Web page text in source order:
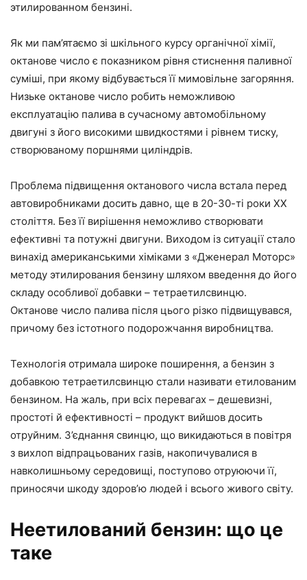
этилированном бензині.
Як ми пам’ятаємо зі шкільного курсу органічної хімії,
октанове число є показником рівня стиснення паливної
суміші, при якому відбувається її мимовільне загоряння.
Низьке октанове число робить неможливою
експлуатацію палива в сучасному автомобільному
двигуні з його високими швидкостями і рівнем тиску,
створюваному поршнями циліндрів.
Проблема підвищення октанового числа встала перед
автовиробниками досить давно, ще в 20-30-ті роки ХХ
століття. Без її вирішення неможливо створювати
ефективні та потужні двигуни. Виходом із ситуації стало
винахід американськими хіміками з «Дженерал Моторс»
методу этилирования бензину шляхом введення до його
складу особливої добавки – тетраетилсвинцю.
Октанове число палива після цього різко підвищувався,
причому без істотного подорожчання виробництва.
Технологія отримала широке поширення, а бензин з
добавкою тетраетилсвинцю стали називати етилованим
бензином. На жаль, при всіх перевагах – дешевизні,
простоті й ефективності – продукт вийшов досить
отруйним. З’єднання свинцю, що викидаються в повітря
з вихлоп відпрацьованих газів, накопичувалися в
навколишньому середовищі, поступово отруюючи її,
приносячи шкоду здоров’ю людей і всього живого світу.
Неетилований бензин: що це
таке